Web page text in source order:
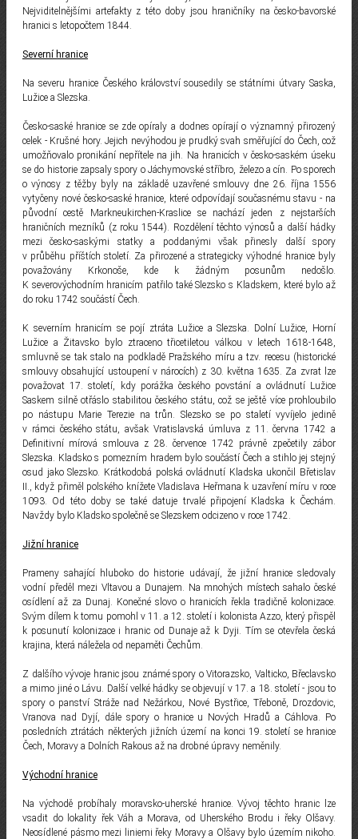
Nejviditelnějšími artefakty z této doby jsou hraničníky na česko-bavorské
hranici s letopočtem 1844.
Severní hranice
Na severu hranice Českého království sousedily se státními útvary Saska,
Lužice a Slezska.
Česko-saské hranice se zde opíraly a dodnes opírají o významný přirozený
celek - Krušné hory. Jejich nevýhodou je prudký svah směřující do Čech, což
umožňovalo pronikání nepřítele na jih. Na hranicích v česko-saském úseku
se do historie zapsaly spory o Jáchymovské stříbro, železo a cín. Po sporech
o výnosy z těžby byly na základě uzavřené smlouvy dne 26. října 1556
vytyčeny nové česko-saské hranice, které odpovídají současnému stavu - na
původní cestě Markneukirchen-Kraslice se nachází jeden z nejstarších
hraničních mezníků (z roku 1544). Rozdělení těchto výnosů a další hádky
mezi česko-saskými statky a poddanými však přinesly další spory
v průběhu příštích století. Za přirozené a strategicky výhodné hranice byly
považovány Krkonoše, kde k žádným posunům nedošlo.
K severovýchodním hranicím patřilo také Slezsko s Kladskem, které bylo až
do roku 1742 součástí Čech.
K severním hranicím se pojí ztráta Lužice a Slezska. Dolní Lužice, Horní
Lužice a Žitavsko bylo ztraceno třicetiletou válkou v letech 1618-1648,
smluvně se tak stalo na podkladě Pražského míru a tzv. recesu (historické
smlouvy obsahující ustoupení v nárocích) z 30. května 1635. Za zvrat lze
považovat 17. století, kdy porážka českého povstání a ovládnutí Lužice
Saskem silně otřáslo stabilitou českého státu, což se ještě více prohloubilo
po nástupu Marie Terezie na trůn. Slezsko se po staletí vyvíjelo jedině
v rámci českého státu, avšak Vratislavská úmluva z 11. června 1742 a
Definitivní mírová smlouva z 28. července 1742 právně zpečetily zábor
Slezska. Kladsko s pomezním hradem bylo součástí Čech a stihlo jej stejný
osud jako Slezsko. Krátkodobá polská ovládnutí Kladska ukončil Břetislav
II., když přiměl polského knížete Vladislava Heřmana k uzavření míru v roce
1093. Od této doby se také datuje trvalé připojení Kladska k Čechám.
Navždy bylo Kladsko společně se Slezskem odcizeno v roce 1742.
Jižní hranice
Prameny sahající hluboko do historie udávají, že jižní hranice sledovaly
vodní předěl mezi Vltavou a Dunajem. Na mnohých místech sahalo české
osídlení až za Dunaj. Konečné slovo o hranicích řekla tradičně kolonizace.
Svým dílem k tomu pomohl v 11. a 12. století i kolonista Azzo, který přispěl
k posunutí kolonizace i hranic od Dunaje až k Dyji. Tím se otevřela česká
krajina, která náležela od nepaměti Čechům.
Z dalšího vývoje hranic jsou známé spory o Vitorazsko, Valticko, Břeclavsko
a mimo jiné o Lávu. Další velké hádky se objevují v 17. a 18. století - jsou to
spory o panství Stráže nad Nežárkou, Nové Bystřice, Třeboně, Drozdovic,
Vranova nad Dyjí, dále spory o hranice u Nových Hradů a Cáhlova. Po
posledních ztrátách některých jižních území na konci 19. století se hranice
Čech, Moravy a Dolních Rakous až na drobné úpravy neměnily.
Východní hranice
Na východě probíhaly moravsko-uherské hranice. Vývoj těchto hranic lze
vsadit do lokality řek Váh a Morava, od Uherského Brodu i řeky Olšavy.
Neosídlené pásmo mezi liniemi řeky Moravy a Olšavy bylo územím nikoho.